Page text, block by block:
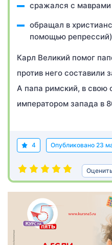
сражался с
обращал в
помощью
Карл Великий помог
против него составили
А папа римский, в свою
императором запада в
4 Опубликовано 23